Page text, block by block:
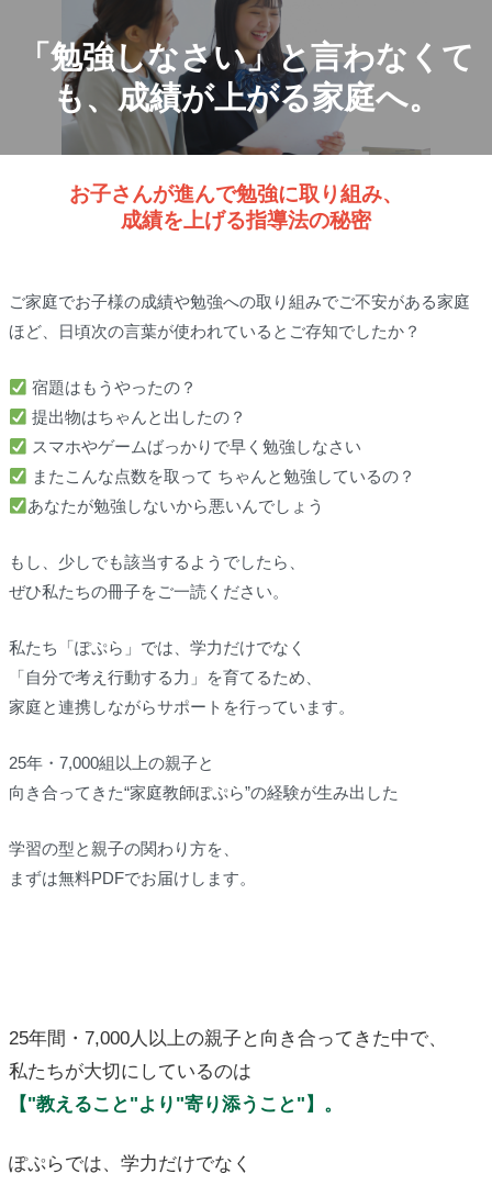
「勉強しなさい」と言わなくて
も、成績が上がる家庭へ。
お子さんが進んで勉強に取り組み、
成績を上げる指導法の秘密
ご家庭でお子様の成績や勉強への取り組みでご不安がある家庭
ほど、日頃次の言葉が使われているとご存知でしたか？
宿題はもうやったの？
提出物はちゃんと出したの？
スマホやゲームばっかりで早く勉強しなさい
またこんな点数を取って ちゃんと勉強しているの？
あなたが勉強しないから悪いんでしょう
もし、少しでも該当するようでしたら、
ぜひ私たちの冊子をご一読ください。
私たち「ぽぷら」では、学力だけでなく
「自分で考え行動する力」を育てるため、
家庭と連携しながらサポートを行っています。
25年・7,000組以上の親子と
向き合ってきた“家庭教師ぽぷら”の経験が生み出した
学習の型と親子の関わり方を、
まずは無料PDFでお届けします。
25年間・7,000人以上の親子と向き合ってきた中で、
私たちが大切にしているのは
【"教えること"より"寄り添うこと"】。
ぽぷらでは、学力だけでなく